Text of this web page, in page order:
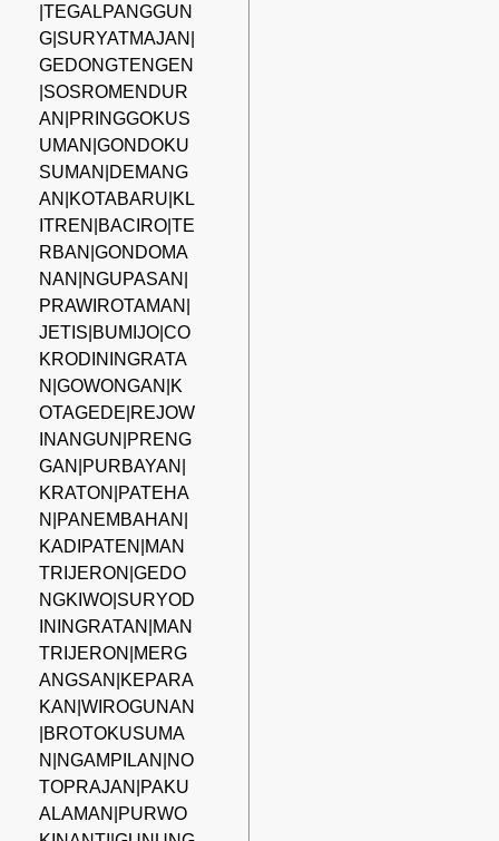
|TEGALPANGGUN
G|SURYATMAJAN|
GEDONGTENGEN
|SOSROMENDUR
AN|PRINGGOKUS
UMAN|GONDOKU
SUMAN|DEMANG
AN|KOTABARU|KL
ITREN|BACIRO|TE
RBAN|GONDOMA
NAN|NGUPASAN|
PRAWIROTAMAN|
JETIS|BUMIJO|CO
KRODININGRATA
N|GOWONGAN|K
OTAGEDE|REJOW
INANGUN|PRENG
GAN|PURBAYAN|
KRATON|PATEHA
N|PANEMBAHAN|
KADIPATEN|MAN
TRIJERON|GEDO
NGKIWO|SURYOD
ININGRATAN|MAN
TRIJERON|MERG
ANGSAN|KEPARA
KAN|WIROGUNAN
|BROTOKUSUMA
N|NGAMPILAN|NO
TOPRAJAN|PAKU
ALAMAN|PURWO